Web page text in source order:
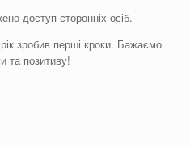
доступ сторонніх осіб.
зробив перші кроки. Бажаємо
та позитиву!